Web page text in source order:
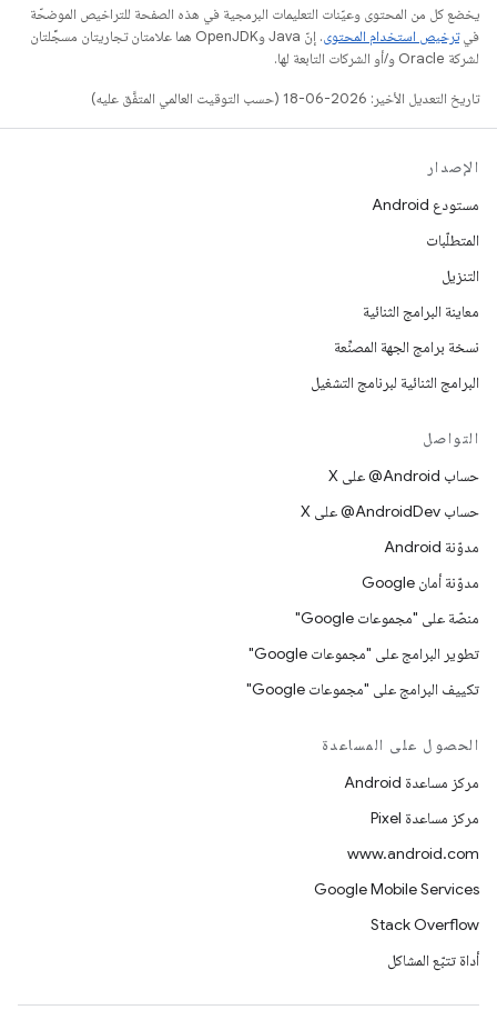
يخضع كل من المحتوى وعيّنات التعليمات البرمجية في هذه الصفحة للتراخيص الموضحّة
فيترخيص استخدام المحتوى
. إنّ Java وOpenJDK هما علامتان تجاريتان مسجَّلتان
لشركة Oracle و/أو الشركات التابعة لها.
تاريخ التعديل الأخير: 2026-06-18 (حسب التوقيت العالمي المتفَّق عليه)
الإصدار
مستودع Android
المتطلّبات
التنزيل
معاينة البرامج الثنائية
نسخة برامج الجهة المصنِّعة
البرامج الثنائية لبرنامج التشغيل
التواصل
حساب ‎@Android على X
حساب ‎@AndroidDev على X
مدوّنة Android
مدوّنة أمان Google
منصّة على "مجموعات Google"
تطوير البرامج على "مجموعات Google"
تكييف البرامج على "مجموعات Google"
الحصول على المساعدة
مركز مساعدة Android
مركز مساعدة Pixel
www.android.com
Google Mobile Services
Stack Overflow
أداة تتبّع المشاكل